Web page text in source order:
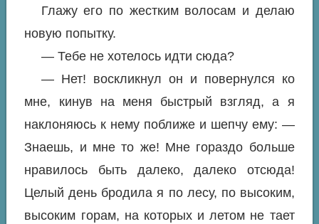
Глажу его по жестким волосам и делаю
новую попытку.
— Тебе не хотелось идти сюда?
— Нет! воскликнул он и повернулся ко
мне, кинув на меня быстрый взгляд, а я
наклоняюсь к нему поближе и шепчу ему: —
Знаешь, и мне то же! Мне гораздо больше
нравилось быть далеко, далеко отсюда!
Целый день бродила я по лесу, по высоким,
высоким горам, на которых и летом не тает